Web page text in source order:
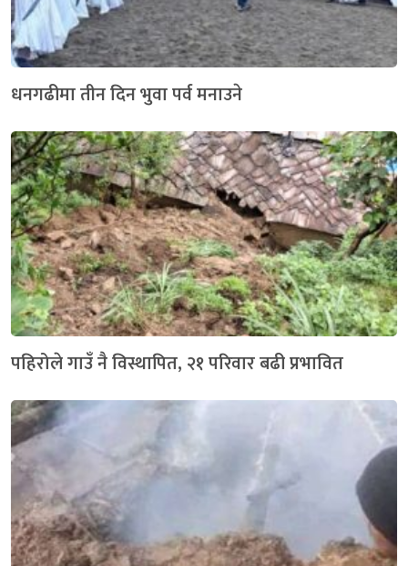
धनगढीमा तीन दिन भुवा पर्व मनाउने
पहिरोले गाउँ नै विस्थापित, २१ परिवार बढी प्रभावित